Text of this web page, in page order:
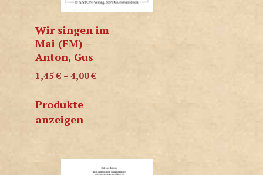
Wir singen im
Mai (FM) –
Anton, Gus
1,45€ – 4,00€
Produkte
anzeigen